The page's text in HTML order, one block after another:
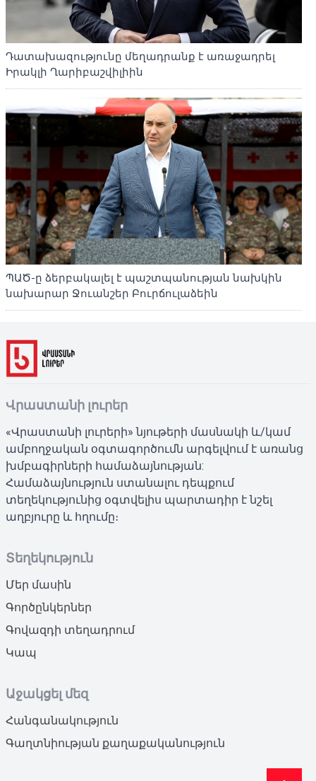
Դատախազությունը մեղադրանք է առաջադրել
Իրակլի Ղարիբաշվիլիին
ՊԱԾ-ը ձերբակալել է պաշտպանության նախկին
նախարար Ջուանշեր Բուրճուլաձեին
Վրաստանի լուրեր
«Վրաստանի լուրերի» նյութերի մասնակի և/կամ
ամբողջական օգտագործումն արգելվում է առանց
խմբագիրների համաձայնության:
Համաձայնություն ստանալու դեպքում
տեղեկությունից օգտվելիս պարտադիր է նշել
աղբյուրը և հղումը։
Տեղեկություն
Մեր մասին
Գործընկերներ
Գովազդի տեղադրում
Կապ
Աջակցել մեզ
Հանգանակություն
Գաղտնիության քաղաքականություն